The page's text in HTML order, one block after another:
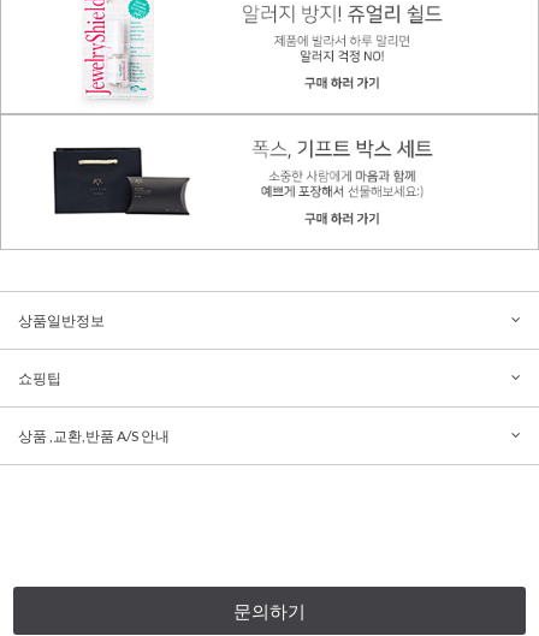
상품일반정보
쇼핑팁
상품 ,교환,반품 A/S 안내
문의하기